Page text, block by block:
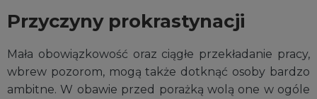
Przyczyny prokrastynacji
Mała obowiązkowość oraz ciągłe przekładanie pracy,
wbrew pozorom, mogą także dotknąć osoby bardzo
ambitne. W obawie przed porażką wolą one w ogóle